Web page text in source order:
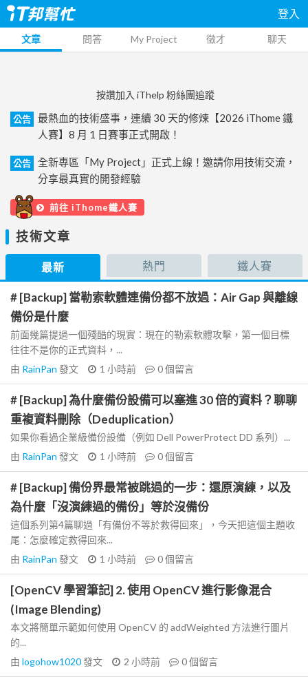
登入
文章 問答 My Project 徵才 聊天
按讚加入 iThelp 粉絲團追蹤
公告
最熱血的技術盛事，連續 30 天的修煉【2026 iThome 鐵
人賽】8 月 1 日賽事正式開啟！
公告
全新專區「My Project」正式上線！邀請你用技術交流，
分享最真實的開發經驗
前往 iThome鐵人賽
技術文章
最新 熱門 鐵人賽
# [Backup] 當勒索軟體連備份都不放過：Air Gap 與離線
備份是什麼
前面幾篇提過一個殘酷的現實：現在的勒索軟體攻擊，第一個目標
往往不是你的正式資料，...
由 RainPan 發文 1 小時前 0個留言
# [Backup] 為什麼備份設備可以塞進 30 倍的資料？聊聊
重複資料刪除（Deduplication）
如果你看過企業級備份設備（例如 Dell PowerProtect DD 系列）...
由 RainPan 發文 1 小時前 0個留言
# [Backup] 備份界最常被跳過的一步：還原演練，以及
為什麼「沒演練過的備份」等於沒備份
這個系列第4篇聊過「有備份不等於救得回來」，今天把這個主題收
尾：怎麼確定救得回來...
由 RainPan 發文 1 小時前 0個留言
[OpenCV 學習筆記] 2. 使用 OpenCV 進行影像混合
(Image Blending)
本文將簡單示範如何使用 OpenCV 的 addWeighted 方法進行圖片
的...
由 logohow1020發文 2 小時前 0個留言